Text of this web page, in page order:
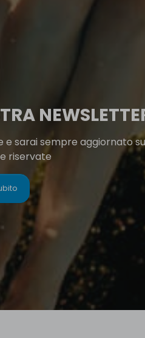
e sarai sempre aggiornato
riservate